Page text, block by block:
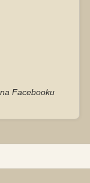
Facebooku